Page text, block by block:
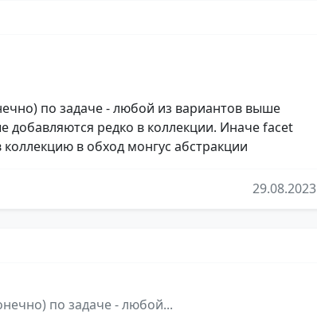
по задаче - любой из вариантов выше
добавляются редко в коллекции. Иначе facet
в обход монгус абстракции
29.08.2023
по задаче - любой...